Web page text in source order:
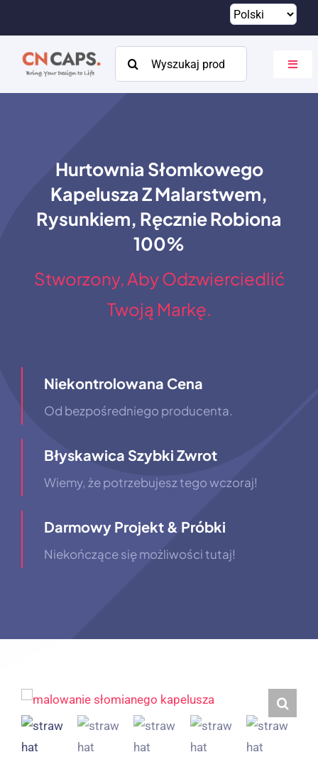
treści
Szukaj:
Katalog
Kontakt
Hurtownia Słomkowego
Kapelusza Z Malarstwem,
Rysunkiem, Ręcznie Robiona
100%
Stworzony, Aby Odzwierciedlić
Twoją Markę.
Niekontrolowana Cena
Od bezpośredniego producenta.
Błyskawica Szybki Zwrot
Wiemy, że potrzebujesz tego wczoraj!
Darmowy Projekt & Próbki
Niekończące się możliwości tutaj!